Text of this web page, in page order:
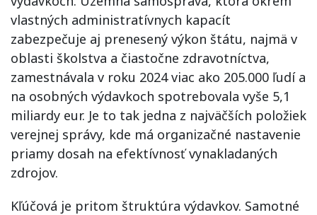
vlastných administratívnych kapacít
zabezpečuje aj prenesený výkon štátu, najmä v
oblasti školstva a čiastočne zdravotníctva,
zamestnávala v roku 2024 viac ako 205.000 ľudí a
na osobných výdavkoch spotrebovala vyše 5,1
miliardy eur. Je to tak jedna z najväčších položiek
verejnej správy, kde má organizačné nastavenie
priamy dosah na efektívnosť vynakladaných
zdrojov.
Kľúčová je pritom štruktúra výdavkov. Samotné